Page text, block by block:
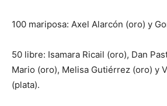
100 mariposa: Axel Alarcón (oro) y
50 libre: Isamara Ricail (oro), Dan
Mario (oro), Melisa Gutiérrez (oro) y
(plata).